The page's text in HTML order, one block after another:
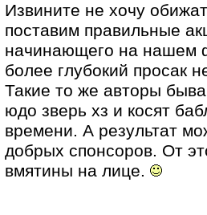
Извините не хочу
поставим правильные
начинающего на нашем
более глубокий просак
Такие то же авторы
юдо зверь хз и косят
времени. А результат
добрых спонсоров. От
вмятины на лице.